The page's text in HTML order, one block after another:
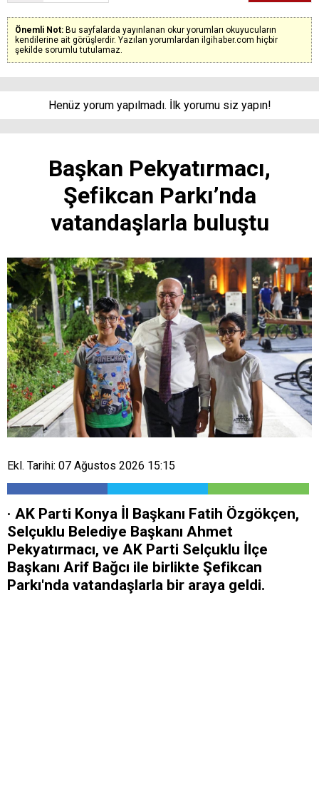
Önemli Not: Bu sayfalarda yayınlanan okur yorumları okuyucuların
kendilerine ait görüşlerdir. Yazılan yorumlardan ilgihaber.com hiçbir
şekilde sorumlu tutulamaz.
Henüz yorum yapılmadı. İlk yorumu siz yapın!
Başkan Pekyatırmacı,
Şefikcan Parkı’nda
vatandaşlarla buluştu
Ekl. Tarihi: 07 Ağustos 2026 15:15
· AK Parti Konya İl Başkanı Fatih Özgökçen,
Selçuklu Belediye Başkanı Ahmet
Pekyatırmacı, ve AK Parti Selçuklu İlçe
Başkanı Arif Bağcı ile birlikte Şefikcan
Parkı'nda vatandaşlarla bir araya geldi.